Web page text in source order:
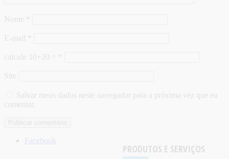
Nome
E-mail
calcule 10+20 =
Site
Salvar meus dados neste navegador para a próxima vez que eu
comentar.
PRODUTOS E SERVIÇOS
Facebook